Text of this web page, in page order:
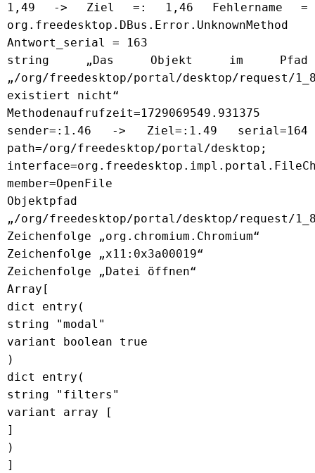
1,49 -> Ziel =: 1,46 Fehlername =
org.freedesktop.DBus.Error.UnknownMethod
Antwort_serial = 163
string „Das Objekt im Pfad
„/org/freedesktop/portal/desktop/request/
existiert nicht“
Methodenaufrufzeit=1729069549.931375
sender=:1.46 -> Ziel=:1.49 serial=164
path=/org/freedesktop/portal/desktop;
member=OpenFile
Objektpfad
„/org/freedesktop/portal/desktop/request/
Zeichenfolge „org.chromium.Chromium“
Zeichenfolge „x11:0x3a00019“
Zeichenfolge „Datei öffnen“
Array[
dict entry(
string "modal"
variant boolean true
)
dict entry(
string "filters"
variant array [
]
)
]